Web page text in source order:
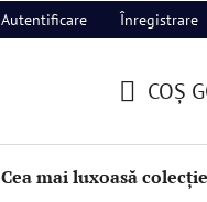
Autentificare Înregistrare
DE
COŞ
Cea mai luxoasă colecție